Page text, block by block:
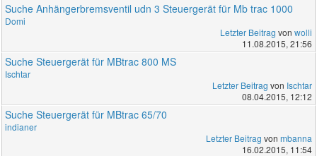
Suche Anhängerbremsventil udn 3 Steuergerät für Mb trac 1000
Domi
Letzter Beitrag von wolli
11.08.2015, 21:56
Suche Steuergerät für MBtrac 800 MS
Ischtar
Letzter Beitrag von Ischtar
08.04.2015, 12:12
Suche Steuergerät für MBtrac 65/70
indianer
Letzter Beitrag von mbanna
16.02.2015, 11:54